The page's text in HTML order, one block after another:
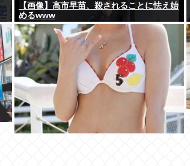
【画像】高市早苗、殺されることに怯え始
めるwww